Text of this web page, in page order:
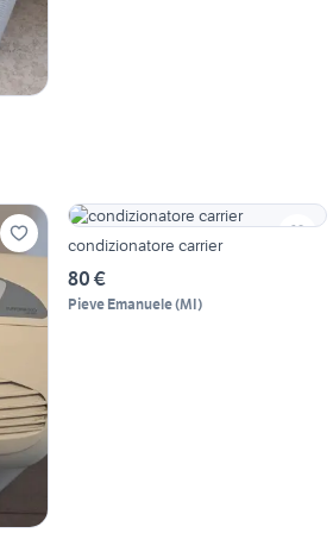
condizionatore carrier
80 €
Pieve Emanuele(MI)